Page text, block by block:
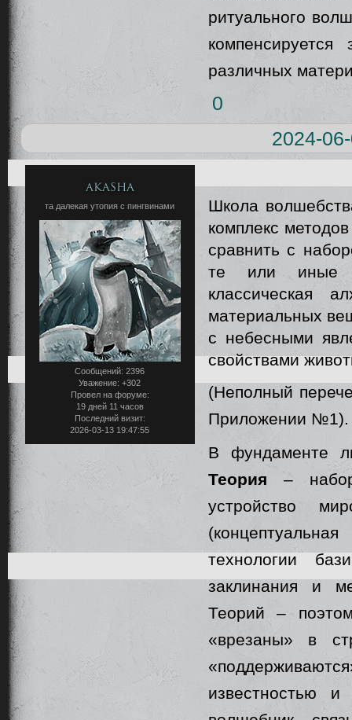
ритуального
различных
0
2024-
Akasha
та далекая утопия с пингвинами
Сообщений: 2396
Уважение: +302
Провел на форуме:
19 дней 11 часов
Последний визит:
2026-03-13 19:47:55
Школа
комплекс
сравнить с
те или иные
классическая
материальных
с небесными
свойствами
(Неполный
Приложении №1).
В фундаменте
Теория –
устройство
технологии
заклинания и
Теорий –
«врезаны» в
известностью